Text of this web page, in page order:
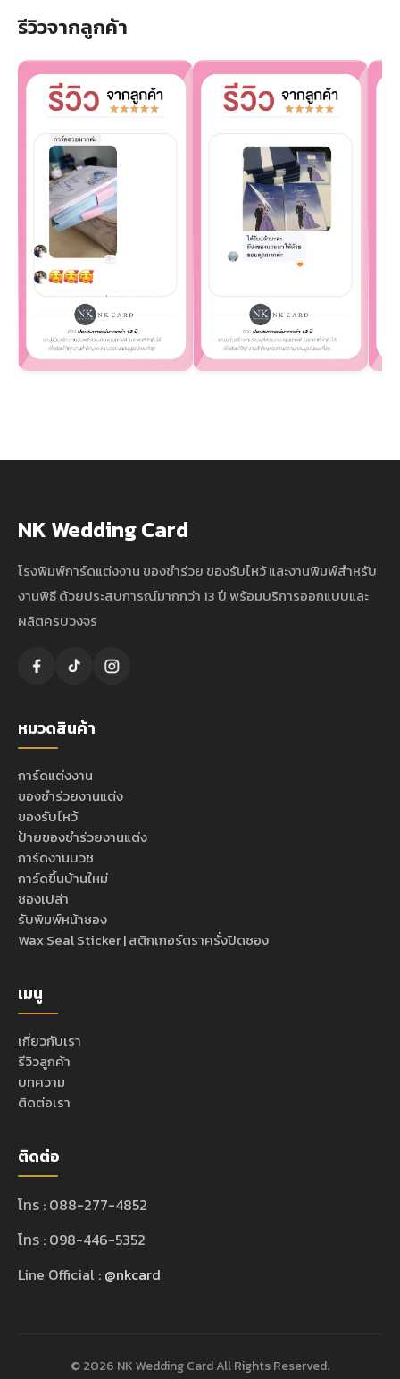
รีวิวจากลูกค้า
NK Wedding Card
โรงพิมพ์การ์ดแต่งงาน ของชำร่วย ของรับไหว้ และงานพิมพ์สำหรับ
งานพิธี ด้วยประสบการณ์มากกว่า 13 ปี พร้อมบริการออกแบบและ
ผลิตครบวงจร
หมวดสินค้า
การ์ดแต่งงาน
ของชำร่วยงานแต่ง
ของรับไหว้
ป้ายของชำร่วยงานแต่ง
การ์ดงานบวช
การ์ดขึ้นบ้านใหม่
ซองเปล่า
รับพิมพ์หน้าซอง
Wax Seal Sticker | สติกเกอร์ตราครั่งปิดซอง
เมนู
เกี่ยวกับเรา
รีวิวลูกค้า
บทความ
ติดต่อเรา
ติดต่อ
โทร : 088-277-4852
โทร : 098-446-5352
Line Official : @nkcard
© 2026 NK Wedding Card All Rights Reserved.